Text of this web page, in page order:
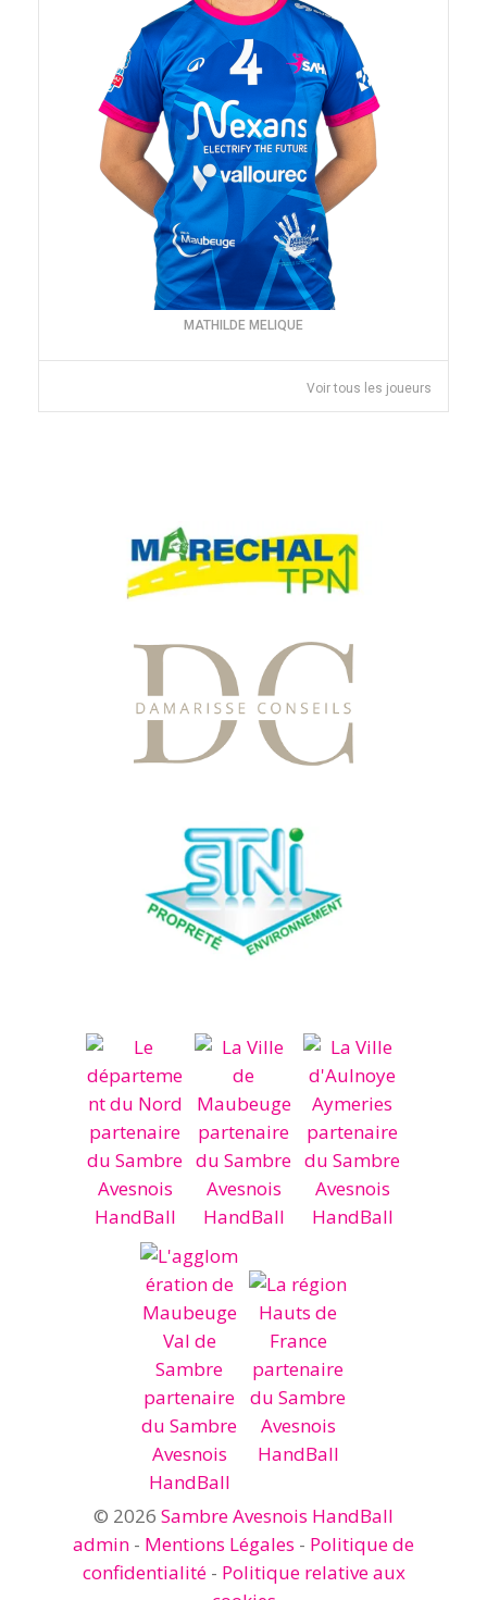
MATHILDE MELIQUE
Voir tous les joueurs
© 2026 Sambre Avesnois HandBall
admin - Mentions Légales - Politique de
confidentialité- Politique relative aux